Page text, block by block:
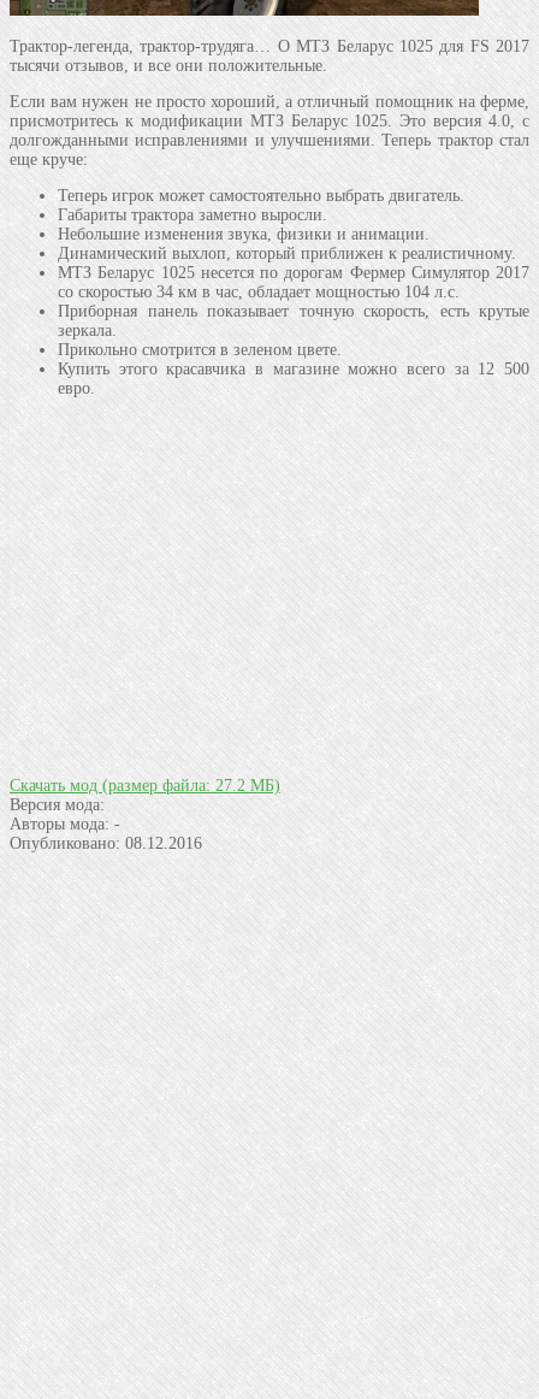
Трактор-легенда, трактор-трудяга… О МТЗ Беларус 1025 для FS 2017
тысячи отзывов, и все они положительные.
Если вам нужен не просто хороший, а отличный помощник на ферме,
присмотритесь к модификации МТЗ Беларус 1025. Это версия 4.0, с
долгожданными исправлениями и улучшениями. Теперь трактор стал
еще круче:
Теперь игрок может самостоятельно выбрать двигатель.
Габариты трактора заметно выросли.
Небольшие изменения звука, физики и анимации.
Динамический выхлоп, который приближен к реалистичному.
МТЗ Беларус 1025 несется по дорогам Фермер Симулятор 2017
со скоростью 34 км в час, обладает мощностью 104 л.с.
Приборная панель показывает точную скорость, есть крутые
зеркала.
Прикольно смотрится в зеленом цвете.
Купить этого красавчика в магазине можно всего за 12 500
евро.
Скачать мод (размер файла: 27.2 МБ)
Версия мода:
Авторы мода: -
Опубликовано: 08.12.2016